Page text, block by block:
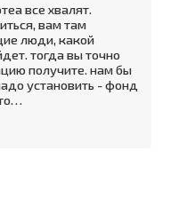
все хвалят.
вам там
люди, какой
тогда вы точно
получите. нам бы
установить - фонд